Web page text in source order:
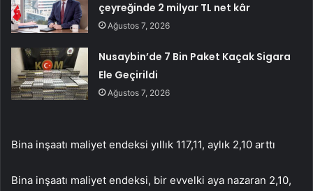
çeyreğinde 2 milyar TL net kâr
Ağustos 7, 2026
Nusaybin’de 7 Bin Paket Kaçak Sigara
Ele Geçirildi
Ağustos 7, 2026
Bina inşaatı maliyet endeksi yıllık 117,11, aylık 2,10 arttı
Bina inşaatı maliyet endeksi, bir evvelki aya nazaran 2,10,